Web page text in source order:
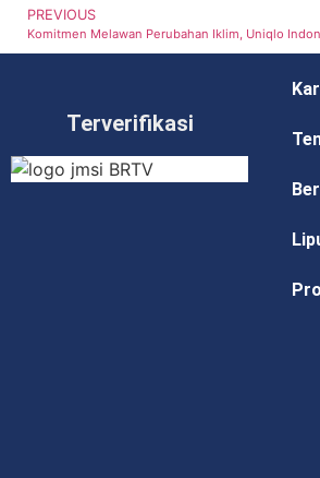
PREVIOUS
Komitmen Melawan Perubahan Iklim, Uniqlo
Terverifikasi